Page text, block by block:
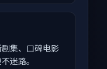
集、口碑电影
迷路。